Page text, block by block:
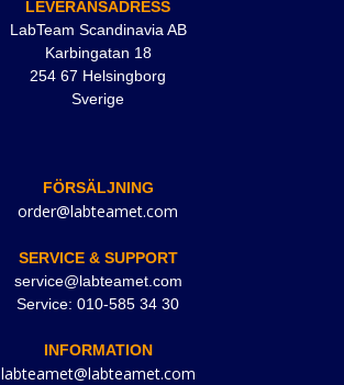
LEVERANSADRESS
LabTeam Scandinavia AB
Karbingatan 18
254 67 Helsingborg
Sverige
FÖRSÄLJNING
order@labteamet.com
SERVICE & SUPPORT
service@labteamet.com
Service: 010-585 34 30
INFORMATION
labteamet@labteamet.com